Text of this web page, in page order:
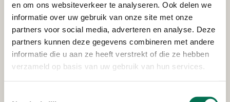
en om ons websiteverkeer te analyseren. Ook delen we
informatie over uw gebruik van onze site met onze
partners voor social media, adverteren en analyse. Deze
partners kunnen deze gegevens combineren met andere
informatie die u aan ze heeft verstrekt of die ze hebben
verzameld op basis van uw gebruik van hun services.
Heeft u last van een mestgeur?
Meld het bij NVWA en de politie
Wilt u een melding maken over een mestgeur? Dan
kunt u terecht bij de Nederlandse Voedsel- en
Warenautoriteit(NVWA)of depolitie.